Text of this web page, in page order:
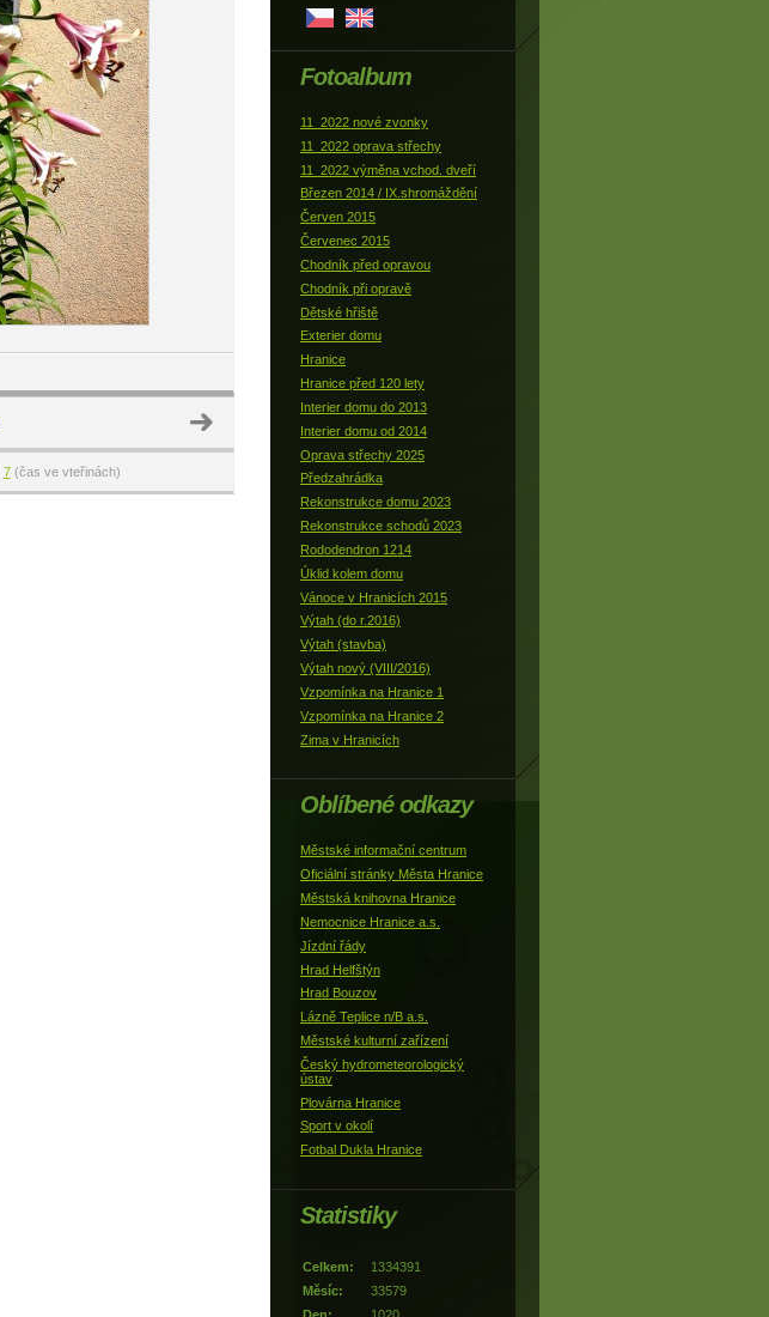
7(čas ve vteřinách)
Fotoalbum
11_2022 nové zvonky
11_2022 oprava střechy
11_2022 výměna vchod. dveří
Březen 2014 / IX.shromáždění
Červen 2015
Červenec 2015
Chodník před opravou
Chodník při opravě
Dětské hřiště
Exterier domu
Hranice
Hranice před 120 lety
Interier domu do 2013
Interier domu od 2014
Oprava střechy 2025
Předzahrádka
Rekonstrukce domu 2023
Rekonstrukce schodů 2023
Rododendron 1214
Úklid kolem domu
Vánoce v Hranicích 2015
Výtah (do r.2016)
Výtah (stavba)
Výtah nový (VIII/2016)
Vzpomínka na Hranice 1
Vzpomínka na Hranice 2
Zima v Hranicích
Oblíbené odkazy
Městské informační centrum
Oficiální stránky Města Hranice
Městská knihovna Hranice
Nemocnice Hranice a.s.
Jízdní řády
Hrad Helfštýn
Hrad Bouzov
Lázně Teplice n/B a.s.
Městské kulturní zařízení
Český hydrometeorologický
ústav
Plovárna Hranice
Sport v okolí
Fotbal Dukla Hranice
Statistiky
Celkem:
1334391
Měsíc:
33579